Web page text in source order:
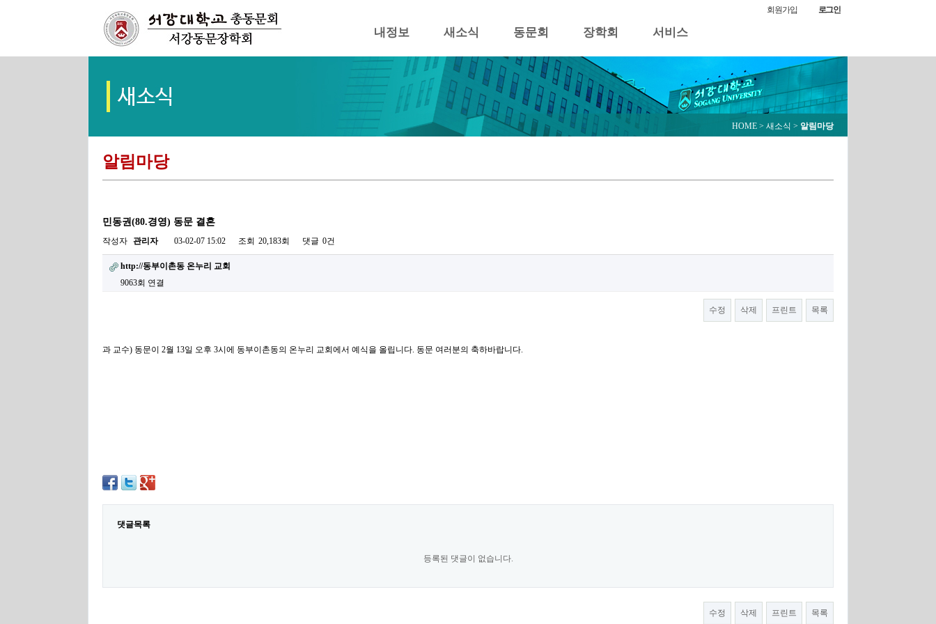
내정보 새소식 동문회 장학회 서비스
회원가입 로그인
HOME > 새소식 > 알림마당
알림마당
민동권(80.경영) 동문 결혼
작성자 관리자 03-02-07 15:02 조회 20,183회 댓글 0건
http://동부이촌동 온누리 교회
9063회 연결
수정 삭제 프린트 목록
과 교수) 동문이 2월 13일 오후 3시에 동부이촌동의 온누리 교회에서 예식을 올립니다. 동문 여러분의 축하바랍니다.
댓글목록
등록된 댓글이 없습니다.
수정 삭제 프린트 목록